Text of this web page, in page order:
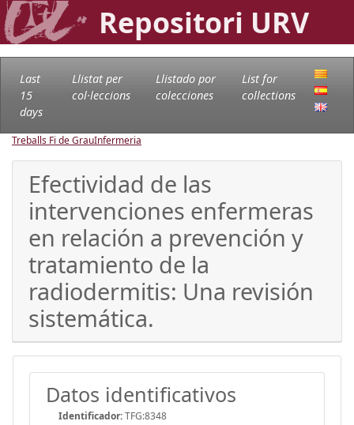
Repositori URV
Last
15
days
Llistat per
col·leccions
Llistado por
colecciones
List for
collections
Treballs Fi de GrauInfermeria
Efectividad de las
intervenciones enfermeras
en relación a prevención y
tratamiento de la
radiodermitis: Una revisión
sistemática.
Datos identificativos
Identificador:TFG:8348